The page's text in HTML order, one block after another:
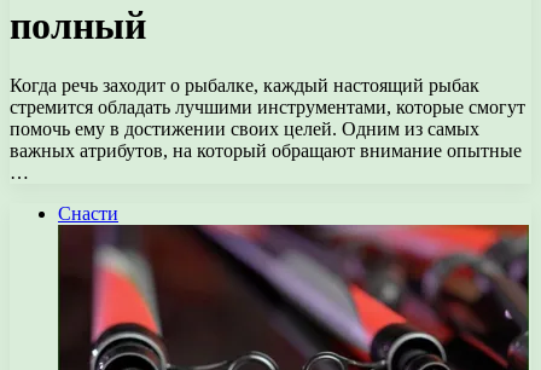
полный
Когда речь заходит о рыбалке, каждый настоящий рыбак
стремится обладать лучшими инструментами, которые смогут
помочь ему в достижении своих целей. Одним из самых
важных атрибутов, на который обращают внимание опытные
…
Снасти